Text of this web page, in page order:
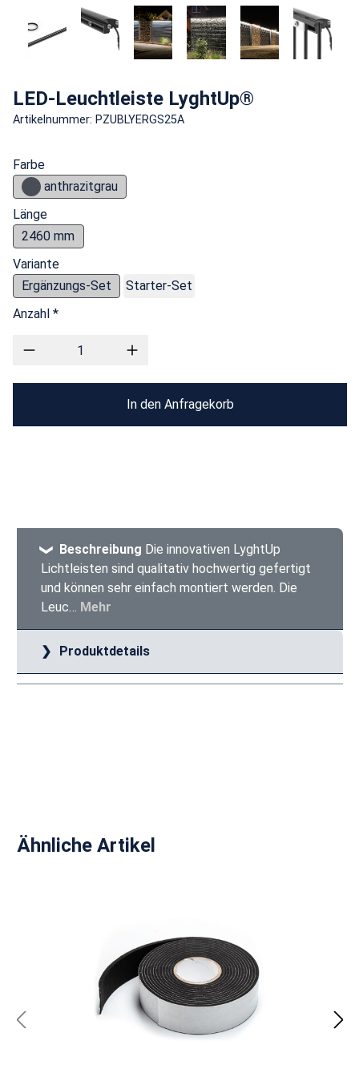
LED-Leuchtleiste LyghtUp®
Artikelnummer: PZUBLYERGS25A
Farbe
anthrazitgrau
Länge
2460 mm
Variante
Ergänzungs-Set
Starter-Set
Anzahl *
In den Anfragekorb
Beschreibung Die innovativen LyghtUp
Lichtleisten sind qualitativ hochwertig gefertigt
und können sehr einfach montiert werden. Die
Leuc… Mehr
Produktdetails
Produktgalerie überspringen
Ähnliche Artikel